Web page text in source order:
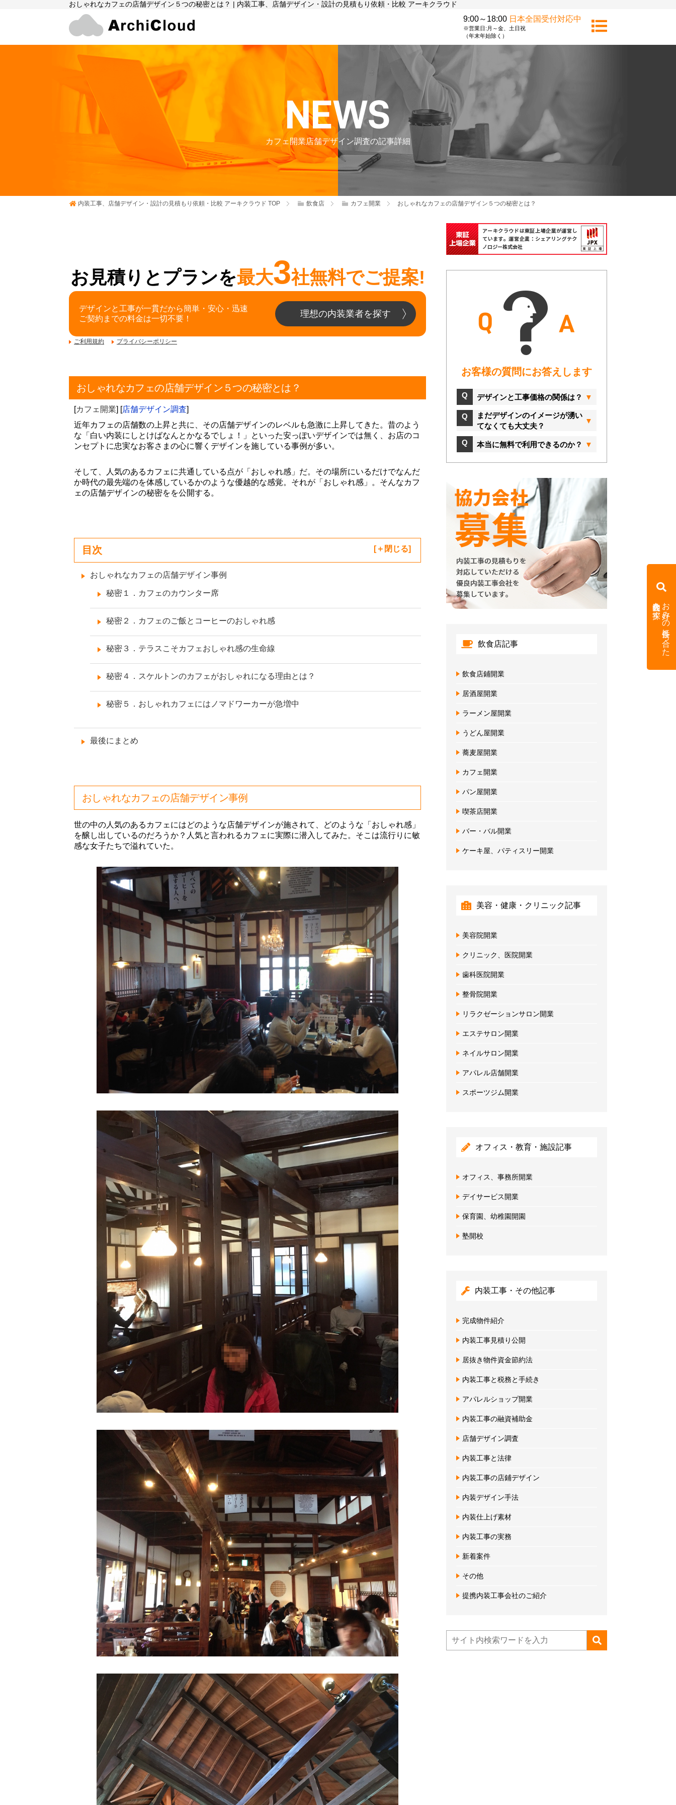
おしゃれなカフェの店舗デザイン５つの秘密とは？ | 内装工事、店舗デザイン・設計の見積もり依頼・比較 アーキクラウド
9:00～18:00 日本全国受付対応中
※営業日:月～金、土日祝
（年末年始除く）
カフェ開業店舗デザイン調査の記事詳細
内装工事、店舗デザイン・設計の見積もり依頼・比較 アーキクラウド TOP 飲食店 カフェ開業 おしゃれなカフェの店舗デザイン５つの秘密とは？
お見積りとプランを最大3社無料でご提案!
デザインと工事が一貫だから簡単・安心・迅速
ご契約までの料金は一切不要！
理想の内装業者を探す
ご利用規約 プライバシーポリシー
おしゃれなカフェの店舗デザイン５つの秘密とは？
[カフェ開業] [店舗デザイン調査]
近年カフェの店舗数の上昇と共に、その店舗デザインのレベルも急激に上昇してきた。昔のよう
な「白い内装にしとけばなんとかなるでしょ！」といった安っぽいデザインでは無く、お店のコ
ンセプトに忠実なお客さまの心に響くデザインを施している事例が多い。
そして、人気のあるカフェに共通している点が「おしゃれ感」だ。その場所にいるだけでなんだ
か時代の最先端のを体感しているかのような優越的な感覚。それが「おしゃれ感」。そんなカフ
ェの店舗デザインの秘密をを公開する。
目次 [ 閉じる]
おしゃれなカフェの店舗デザイン事例
秘密１．カフェのカウンター席
秘密２．カフェのご飯とコーヒーのおしゃれ感
秘密３．テラスこそカフェおしゃれ感の生命線
秘密４．スケルトンのカフェがおしゃれになる理由とは？
秘密５．おしゃれカフェにはノマドワーカーが急増中
最後にまとめ
おしゃれなカフェの店舗デザイン事例
世の中の人気のあるカフェにはどのような店舗デザインが施されて、どのような「おしゃれ感」
を醸し出しているのだろうか？人気と言われるカフェに実際に潜入してみた。そこは流行りに敏
感な女子たちで溢れていた。
お客様の質問にお答えします
デザインと工事価格の関係は？
まだデザインのイメージが湧い
てなくても大丈夫？
本当に無料で利用できるのか？
飲食店記事
飲食店鋪開業
居酒屋開業
ラーメン屋開業
うどん屋開業
蕎麦屋開業
カフェ開業
パン屋開業
喫茶店開業
バー・バル開業
ケーキ屋、パティスリー開業
美容・健康・クリニック記事
美容院開業
クリニック、医院開業
歯科医院開業
整骨院開業
リラクゼーションサロン開業
エステサロン開業
ネイルサロン開業
アパレル店舗開業
スポーツジム開業
オフィス・教育・施設記事
オフィス、事務所開業
デイサービス開業
保育園、幼稚園開園
塾開校
内装工事・その他記事
完成物件紹介
内装工事見積り公開
居抜き物件資金節約法
内装工事と税務と手続き
アパレルショップ開業
内装工事の融資補助金
店舗デザイン調査
内装工事と法律
内装工事の店鋪デザイン
内装デザイン手法
内装仕上げ素材
内装工事の実務
新着案件
その他
提携内装工事会社のご紹介
お好みの条件に合った
内装会社を探す